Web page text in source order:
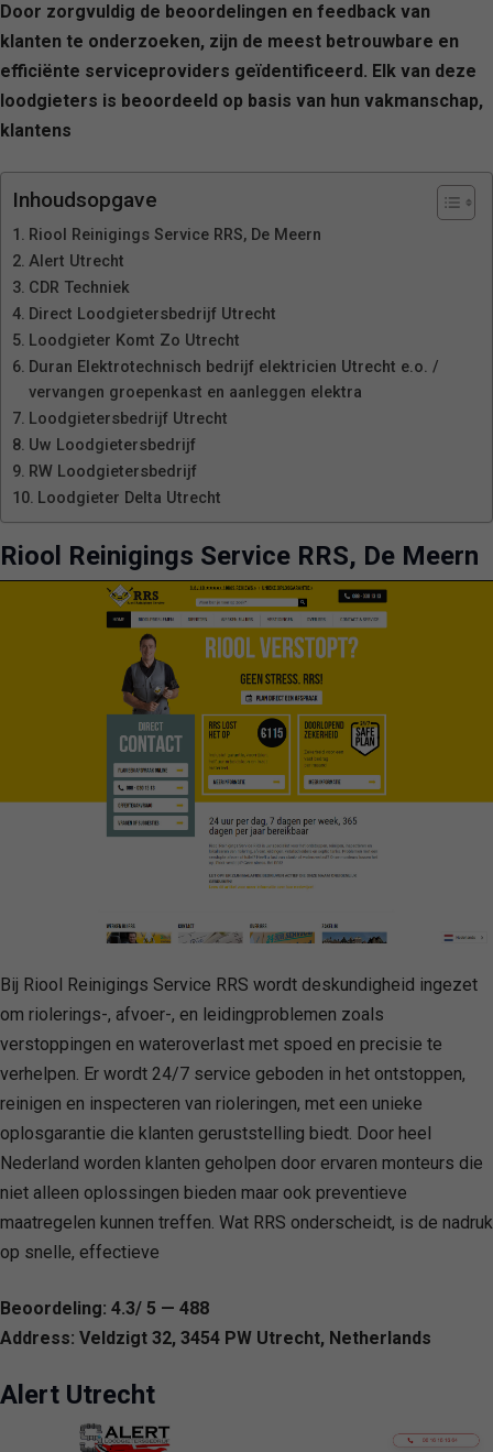
Door zorgvuldig de beoordelingen en feedback van
klanten te onderzoeken, zijn de meest betrouwbare en
efficiënte serviceproviders geïdentificeerd. Elk van deze
loodgieters is beoordeeld op basis van hun vakmanschap,
klantens
Inhoudsopgave
Riool Reinigings Service RRS, De Meern
Alert Utrecht
CDR Techniek
Direct Loodgietersbedrijf Utrecht
Loodgieter Komt Zo Utrecht
Duran Elektrotechnisch bedrijf elektricien Utrecht e.o. /
vervangen groepenkast en aanleggen elektra
Loodgietersbedrijf Utrecht
Uw Loodgietersbedrijf
RW Loodgietersbedrijf
Loodgieter Delta Utrecht
Riool Reinigings Service RRS, De Meern
Bij Riool Reinigings Service RRS wordt deskundigheid ingezet
om riolerings-, afvoer-, en leidingproblemen zoals
verstoppingen en wateroverlast met spoed en precisie te
verhelpen. Er wordt 24/7 service geboden in het ontstoppen,
reinigen en inspecteren van rioleringen, met een unieke
oplosgarantie die klanten geruststelling biedt. Door heel
Nederland worden klanten geholpen door ervaren monteurs die
niet alleen oplossingen bieden maar ook preventieve
maatregelen kunnen treffen. Wat RRS onderscheidt, is de nadruk
op snelle, effectieve
Beoordeling: 4.3/ 5 — 488
Address: Veldzigt 32, 3454 PW Utrecht, Netherlands
Alert Utrecht